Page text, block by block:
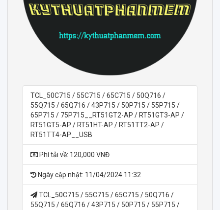
TCL_50C715 / 55C715 / 65C715 / 50Q716 /
55Q715 / 65Q716 / 43P715 / 50P715 / 55P715 /
65P715 / 75P715__RT51GT2-AP / RT51GT3-AP /
RT51GT5-AP / RT51HT-AP / RT51TT2-AP /
RT51TT4-AP__USB
Phí tải về: 120,000 VNĐ
Ngày cập nhật: 11/04/2024 11:32
TCL_50C715 / 55C715 / 65C715 / 50Q716 /
55Q715 / 65Q716 / 43P715 / 50P715 / 55P715 /